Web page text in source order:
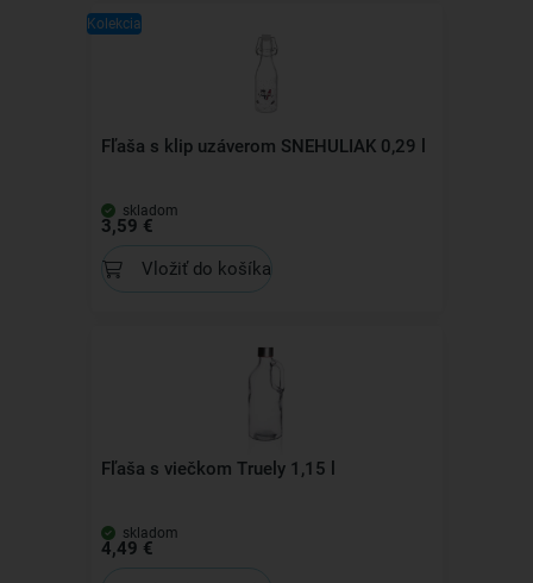
Kolekcia
Fľaša s klip uzáverom SNEHULIAK 0,29 l
skladom
3,59 €
Vložiť do košíka
Fľaša s viečkom Truely 1,15 l
skladom
4,49 €